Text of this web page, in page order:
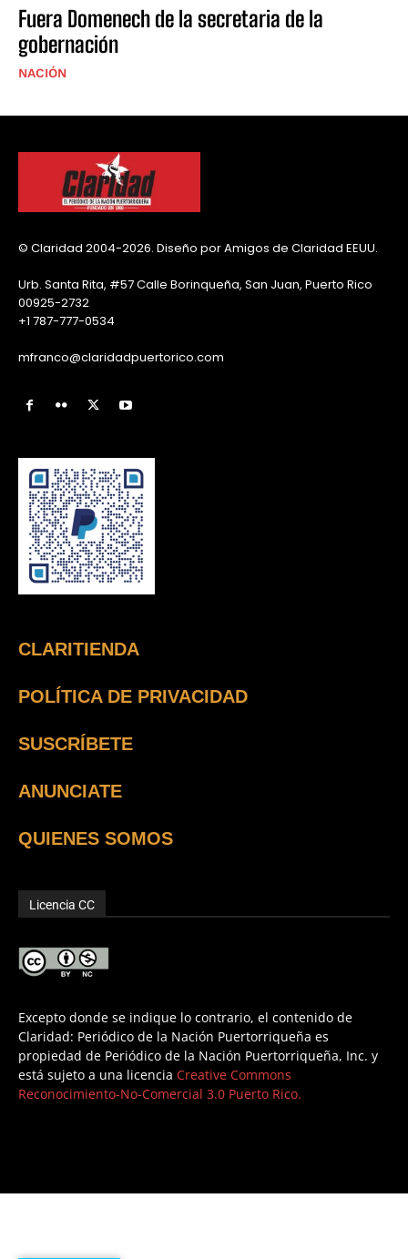
Fuera Domenech de la secretaria de la
gobernación
NACIÓN
© Claridad 2004-2026. Diseño por Amigos de Claridad EEUU.
Urb. Santa Rita, #57 Calle Borinqueña, San Juan, Puerto Rico
00925-2732
+1 787-777-0534
mfranco@claridadpuertorico.com
CLARITIENDA
POLÍTICA DE PRIVACIDAD
SUSCRÍBETE
ANUNCIATE
QUIENES SOMOS
Licencia CC
Excepto donde se indique lo contrario, el contenido de
Claridad: Periódico de la Nación Puertorriqueña es
propiedad de Periódico de la Nación Puertorriqueña, Inc. y
está sujeto a una licencia Creative Commons
Reconocimiento-No-Comercial 3.0 Puerto Rico.